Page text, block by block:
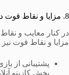
8. مزایا و نقاط قوت دیاموند وی‌آی‌پی
در کنار معایب و
مزایا و نقاط قوت
پشتیبانی از
بخش کازینو